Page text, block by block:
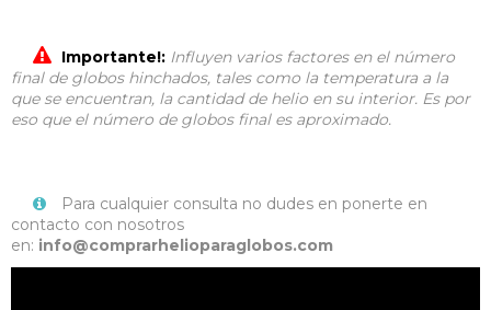
Importante!: Influyen varios factores en el número
final de globos hinchados, tales como la temperatura a la
que se encuentran, la cantidad de helio en su interior. Es por
eso que el número de globos final es aproximado.
Para cualquier consulta no dudes en ponerte en
contacto con nosotros
en: info@comprarhelioparaglobos.com